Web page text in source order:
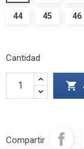
44 45 46
Cantidad

Compartir